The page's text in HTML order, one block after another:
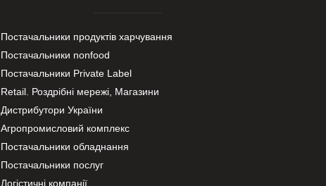
Постачальники продуктів харчування
Постачальники nonfood
Постачальники Private Label
Retail. Роздрібні мережі, Магазини
Дистрибутори України
Агропромисловий комплекс
Постачальники обладнання
Постачальники послуг
Логістичні компанії